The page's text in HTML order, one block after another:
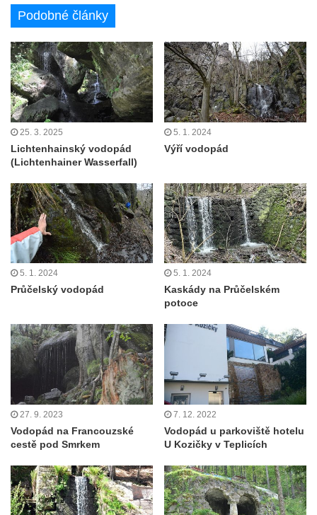
Podobné články
25. 3. 2025
Lichtenhainský vodopád
(Lichtenhainer Wasserfall)
5. 1. 2024
Výří vodopád
5. 1. 2024
Průčelský vodopád
5. 1. 2024
Kaskády na Průčelském
potoce
27. 9. 2023
Vodopád na Francouzské
cestě pod Smrkem
7. 12. 2022
Vodopád u parkoviště hotelu
U Kozičky v Teplicích